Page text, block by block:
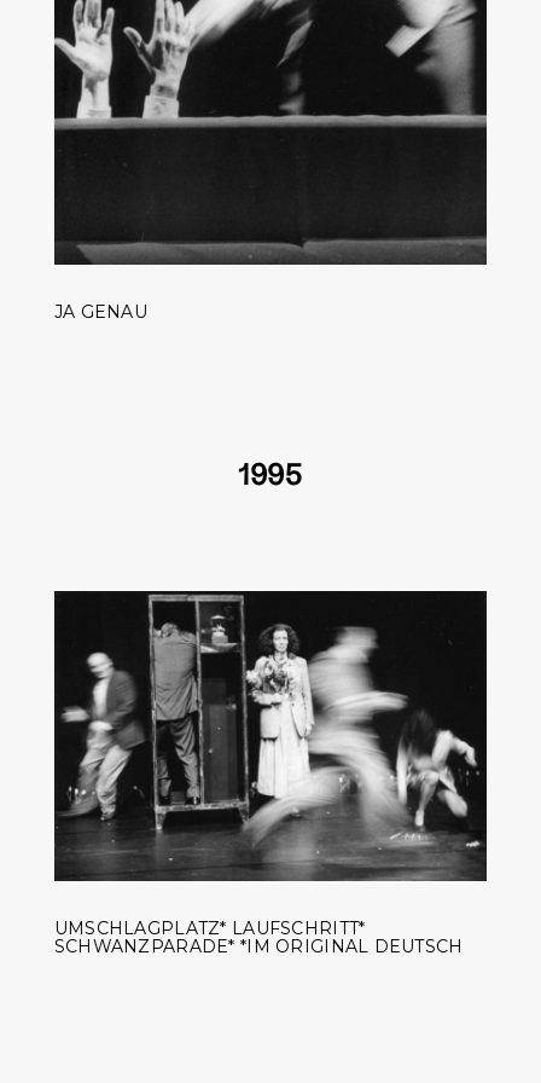
JA GENAU
1995
UMSCHLAGPLATZ* LAUFSCHRITT*
SCHWANZPARADE* *IM ORIGINAL DEUTSCH